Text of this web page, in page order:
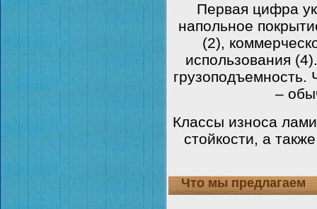
Первая цифра
напольное
(2),
использования
–
Классы износа
стойкости, а
Что мы предлагаем